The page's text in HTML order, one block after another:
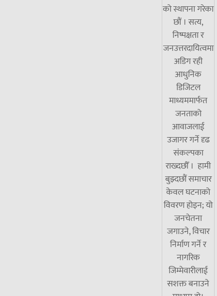
को स्थापना गरेका
छौं । सत्य,
निष्पक्षता र
जनउत्तरदायित्वमा
अडिग रही
आधुनिक
डिजिटल
माध्यममार्फत
जनताको
आवाजलाई
उजागर गर्ने दृढ
संकल्पका
राख्दछौँ । हामी
बुझ्दछौं समाचार
केवल घटनाको
विवरण होइन; यो
जनचेतना
जगाउने, विचार
निर्माण गर्ने र
नागरिक
जिम्मेवारीलाई
सशक्त बनाउने